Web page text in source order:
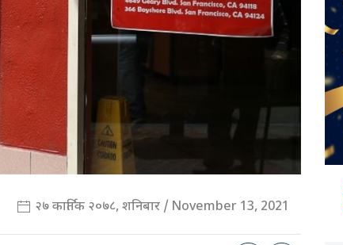
२७ कार्तिक २०७८, शनिबार / November 13, 2021